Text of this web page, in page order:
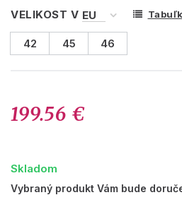
VELIKOST V
42 45 46
199.56 €
Skladom
Vybraný produkt Vám bude